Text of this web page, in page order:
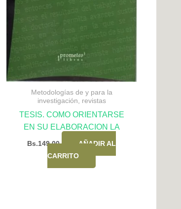
Metodologías de y para la
investigación, revistas
TESIS. COMO ORIENTARSE
EN SU ELABORACION LA
Bs.149,00
AÑADIR AL
CARRITO